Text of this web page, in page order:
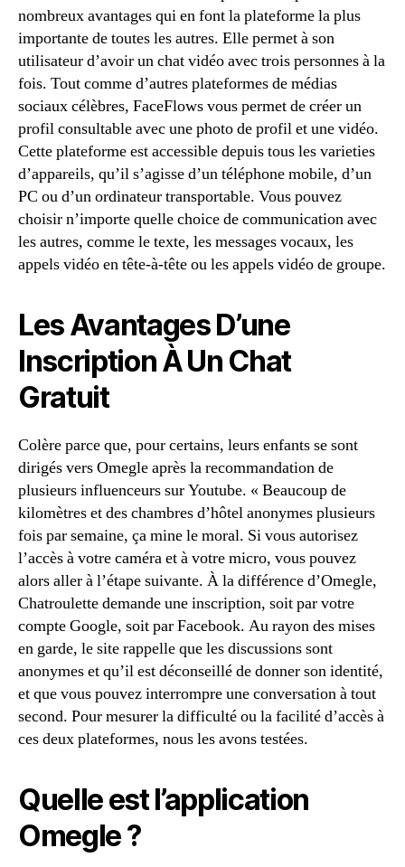
nombreux avantages qui en font la plateforme la plus
importante de toutes les autres. Elle permet à son
utilisateur d’avoir un chat vidéo avec trois personnes à la
fois. Tout comme d’autres plateformes de médias
sociaux célèbres, FaceFlows vous permet de créer un
profil consultable avec une photo de profil et une vidéo.
Cette plateforme est accessible depuis tous les varieties
d’appareils, qu’il s’agisse d’un téléphone mobile, d’un
PC ou d’un ordinateur transportable. Vous pouvez
choisir n’importe quelle choice de communication avec
les autres, comme le texte, les messages vocaux, les
appels vidéo en tête-à-tête ou les appels vidéo de groupe.
Les Avantages D’une
Inscription À Un Chat
Gratuit
Colère parce que, pour certains, leurs enfants se sont
dirigés vers Omegle après la recommandation de
plusieurs influenceurs sur Youtube. « Beaucoup de
kilomètres et des chambres d’hôtel anonymes plusieurs
fois par semaine, ça mine le moral. Si vous autorisez
l’accès à votre caméra et à votre micro, vous pouvez
alors aller à l’étape suivante. À la différence d’Omegle,
Chatroulette demande une inscription, soit par votre
compte Google, soit par Facebook. Au rayon des mises
en garde, le site rappelle que les discussions sont
anonymes et qu’il est déconseillé de donner son identité,
et que vous pouvez interrompre une conversation à tout
second. Pour mesurer la difficulté ou la facilité d’accès à
ces deux plateformes, nous les avons testées.
Quelle est l’application
Omegle ?